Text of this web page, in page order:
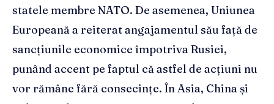
statele membre NATO. De asemenea, Uniunea
Europeană a reiterat angajamentul său față de
sancțiunile economice împotriva Rusiei,
punând accent pe faptul că astfel de acțiuni nu
vor rămâne fără consecințe. În Asia, China și